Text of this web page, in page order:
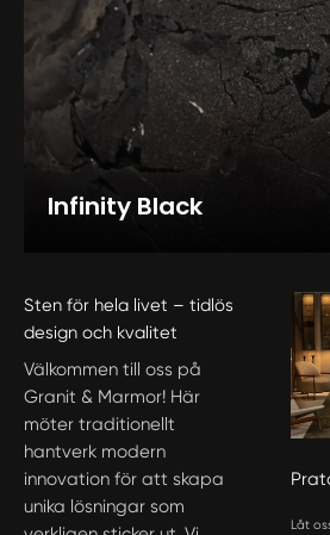
Infinity Black
Sten för hela livet – tidlös
design och kvalitet
Välkommen till oss på
Granit & Marmor! Här
möter traditionellt
hantverk modern
innovation för att skapa
unika lösningar som
Låt